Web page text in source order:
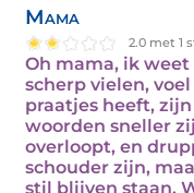
Mama
2.0 met 1
Oh mama, ik
scherp vielen,
praatjes heeft,
woorden sneller
overloopt, en
schouder zijn,
stil blijven staan.